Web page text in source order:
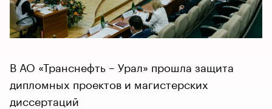
В АО «Транснефть – Урал» прошла защита
дипломных проектов и магистерских
диссертаций